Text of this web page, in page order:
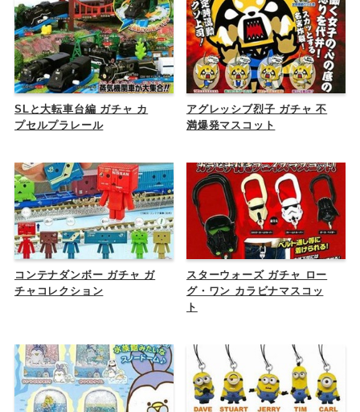
SLと大転車台編 ガチャ カ
プセルプラレール
アグレッシブ烈子 ガチャ 不
満爆発マスコット
コンテナダンボー ガチャ ガ
チャコレクション
スターウォーズ ガチャ ロー
グ・ワン カラビナマスコッ
ト